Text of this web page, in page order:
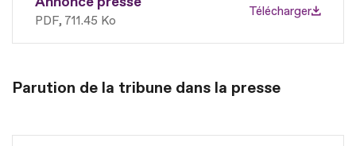
PDF 711.45 Ko
Télécharger
Parution de la tribune dans la presse